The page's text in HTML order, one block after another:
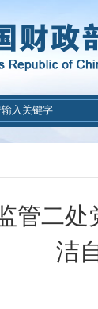
管二
洁